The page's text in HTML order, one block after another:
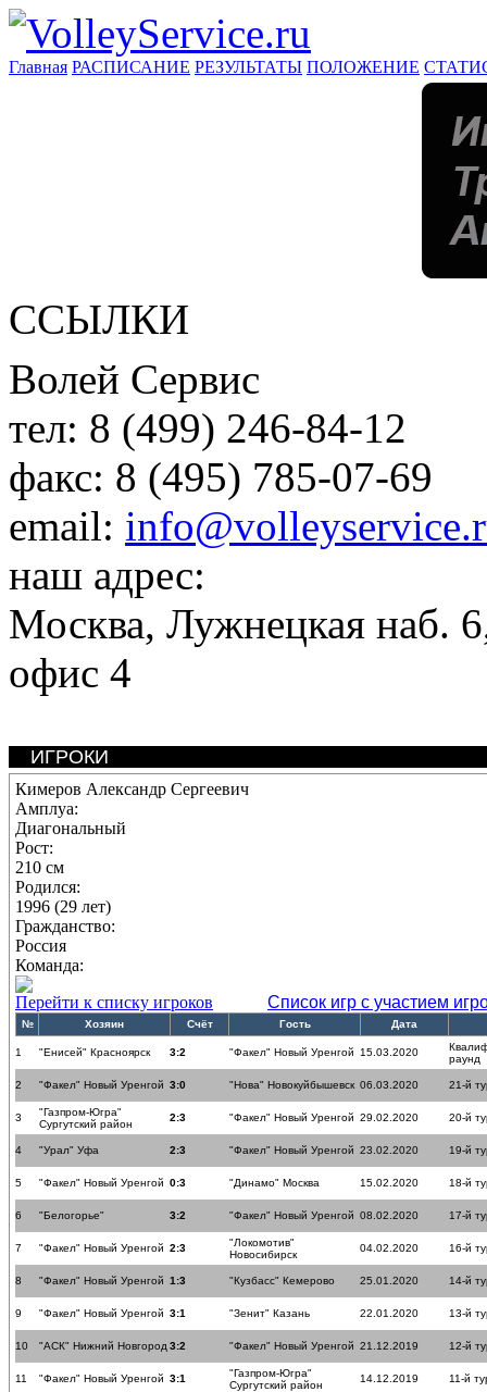
Главная РАСПИСАНИЕ РЕЗУЛЬТАТЫ ПОЛОЖЕНИЕ
ССЫЛКИ
Волей Сервис
тел: 8 (499) 246-84-12
факс: 8 (495) 785-07-69
email:
наш адрес:
Москва, Лужнецкая наб.
офис 4
ИГРОКИ
Кимеров Александр Сергеевич
Амплуа:
Диагональный
Рост:
210 см
Родился:
1996 (29 лет)
Гражданство:
Россия
Команда:
Перейти к списку игроков
Список игр с участием
№ Хозяин Счёт Гость Дата
1 "Енисей" Красноярск 3:2 "Факел" Новый Уренгой 15.03.2020
раунд
2 "Факел" Новый Уренгой 3:0 "Нова" Новокуйбышевск 06.03.2020 21-й
3
"Газпром-Югра"
Сургутский район
2:3 "Факел" Новый Уренгой 29.02.2020 20-й
4 "Урал" Уфа 2:3 "Факел" Новый Уренгой 23.02.2020 19-й
5 "Факел" Новый Уренгой 0:3 "Динамо" Москва 15.02.2020 18-й
6 "Белогорье" 3:2 "Факел" Новый Уренгой 08.02.2020 17-й
7 "Факел" Новый Уренгой 2:3
"Локомотив"
Новосибирск
04.02.2020 16-й
8 "Факел" Новый Уренгой 1:3 "Кузбасс" Кемерово 25.01.2020 14-й
9 "Факел" Новый Уренгой 3:1 "Зенит" Казань 22.01.2020 13-й
10 "АСК" Нижний Новгород 3:2 "Факел" Новый Уренгой 21.12.2019 12-й
11 "Факел" Новый Уренгой 3:1
"Газпром-Югра"
Сургутский район
14.12.2019 11-й